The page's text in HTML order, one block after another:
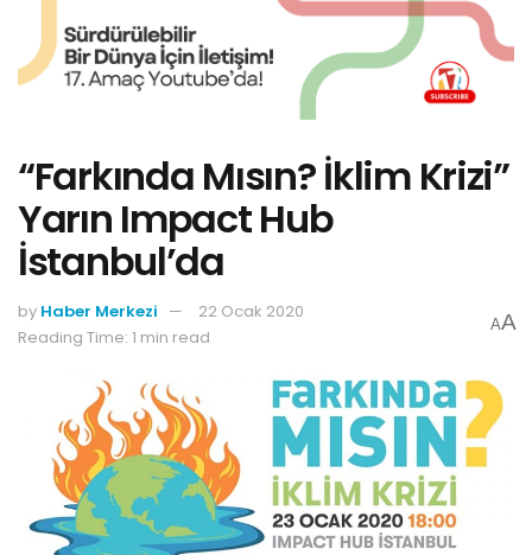
“Farkında Mısın? İklim Krizi”
Yarın Impact Hub
İstanbul’da
by Haber Merkezi
22 Ocak 2020
Reading Time: 1 min read
AA